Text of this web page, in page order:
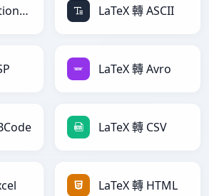
LaTeX 轉 ActionScript LaTeX 轉 ASCII
LaTeX 轉 Avro
LaTeX 轉 CSV
LaTeX 轉 HTML